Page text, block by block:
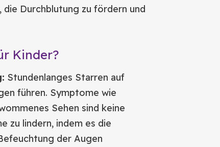
die Durchblutung zu fördern und
Kinder?
Stundenlanges Starren auf
führen. Symptome wie
Sehen sind keine
zu lindern, indem es die
der Augen